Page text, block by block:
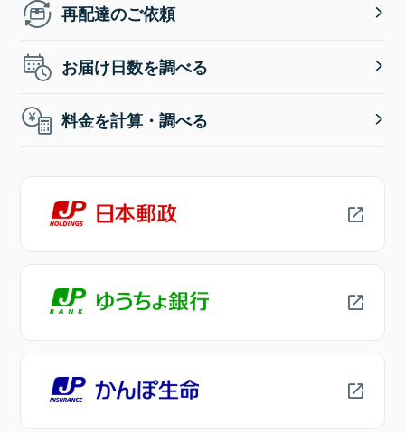
再配達のご依頼
お届け日数を調べる
料金を計算・調べる